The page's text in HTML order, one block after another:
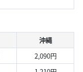
沖縄
2,090円